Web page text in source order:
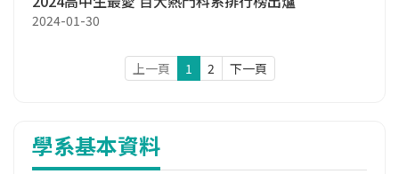
2024-01-30
上一頁 1 2 下一頁
學系基本資料